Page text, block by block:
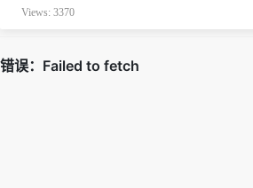
Views: 3370